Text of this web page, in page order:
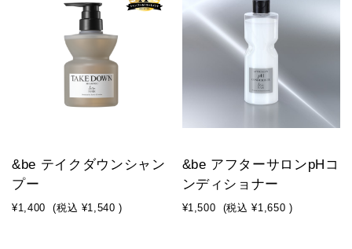
&be テイクダウンシャン
プー
¥1,400 (税込 ¥1,540 )
&be アフターサロンpHコ
ンディショナー
¥1,500 (税込 ¥1,650 )